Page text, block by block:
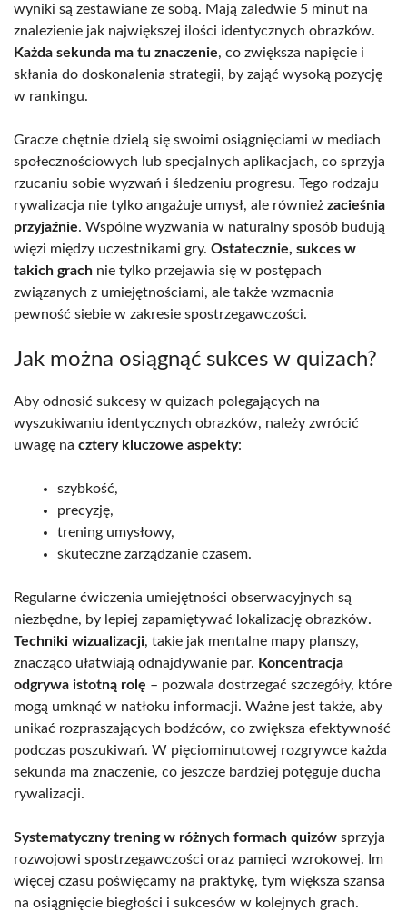
wyniki są zestawiane ze sobą. Mają zaledwie 5 minut na
znalezienie jak największej ilości identycznych obrazków.
Każda sekunda ma tu znaczenie, co zwiększa napięcie i
skłania do doskonalenia strategii, by zająć wysoką pozycję
w rankingu.
Gracze chętnie dzielą się swoimi osiągnięciami w mediach
społecznościowych lub specjalnych aplikacjach, co sprzyja
rzucaniu sobie wyzwań i śledzeniu progresu. Tego rodzaju
rywalizacja nie tylko angażuje umysł, ale również zacieśnia
przyjaźnie. Wspólne wyzwania w naturalny sposób budują
więzi między uczestnikami gry. Ostatecznie, sukces w
takich grach nie tylko przejawia się w postępach
związanych z umiejętnościami, ale także wzmacnia
pewność siebie w zakresie spostrzegawczości.
Jak można osiągnąć sukces w quizach?
Aby odnosić sukcesy w quizach polegających na
wyszukiwaniu identycznych obrazków, należy zwrócić
uwagę na cztery kluczowe aspekty:
szybkość,
precyzję,
trening umysłowy,
skuteczne zarządzanie czasem.
Regularne ćwiczenia umiejętności obserwacyjnych są
niezbędne, by lepiej zapamiętywać lokalizację obrazków.
Techniki wizualizacji, takie jak mentalne mapy planszy,
znacząco ułatwiają odnajdywanie par. Koncentracja
odgrywa istotną rolę – pozwala dostrzegać szczegóły, które
mogą umknąć w natłoku informacji. Ważne jest także, aby
unikać rozpraszających bodźców, co zwiększa efektywność
podczas poszukiwań. W pięciominutowej rozgrywce każda
sekunda ma znaczenie, co jeszcze bardziej potęguje ducha
rywalizacji.
Systematyczny trening w różnych formach quizów sprzyja
rozwojowi spostrzegawczości oraz pamięci wzrokowej. Im
więcej czasu poświęcamy na praktykę, tym większa szansa
na osiągnięcie biegłości i sukcesów w kolejnych grach.